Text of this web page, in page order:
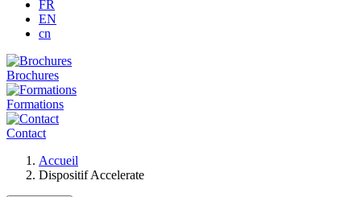
FR
EN
cn
Brochures
Formations
Contact
d'Ariane
Accueil
Dispositif Accelerate